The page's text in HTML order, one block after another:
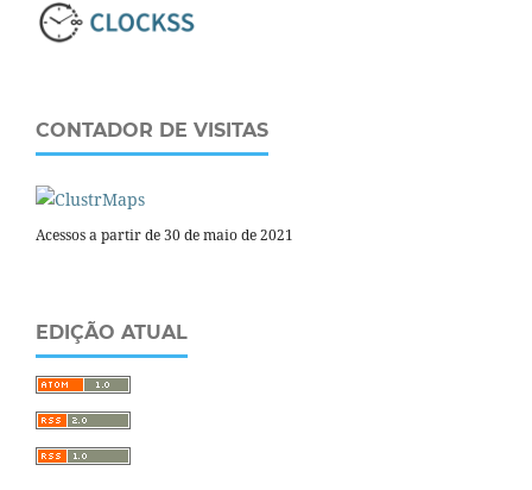
CONTADOR DE VISITAS
Acessos a partir de 30 de maio de 2021
EDIÇÃO ATUAL